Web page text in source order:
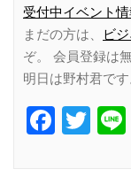
受付中イベント
まだの方は、
ビ
ぞ。 会員登録は
明日は野村君で